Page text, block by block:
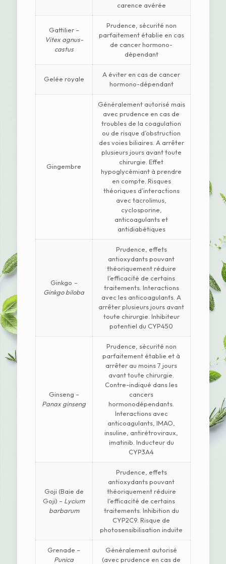
carence avérée
Gattilier –
Vitex agnus-
castus
Prudence, sécurité non
parfaitement établie en cas
de cancer hormono-
dépendant
Gelée royale
A éviter en cas de cancer
hormono-dépendant
Gingembre
Généralement autorisé mais
avec prudence en cas de
troubles de la coagulation
ou de risque d’obstruction
des voies biliaires. A arrêter
plusieurs jours avant toute
chirurgie. Effet
hypoglycémiant à prendre
en compte. Risques
théoriques d’interactions
avec tacrolimus,
cyclosporine,
anticoagulants et
antidiabétiques
Ginkgo –
Ginkgo biloba
Prudence, effets
antioxydants pouvant
théoriquement réduire
l’efficacité de certains
traitements. Interactions
avec les anticoagulants. A
arrêter plusieurs jours avant
toute chirurgie. Inhibiteur
potentiel du CYP450
Ginseng –
Panax ginseng
Prudence, sécurité non
parfaitement établie et à
arrêter au moins 7 jours
avant toute chirurgie.
Contre-indiqué dans les
cancers
hormonodépendants.
Interactions avec
anticoagulants, IMAO,
insuline, antirétroviraux,
imatinib. Inducteur du
CYP3A4
Goji (Baie de
Goji) – Lycium
barbarum
Prudence, effets
antioxydants pouvant
théoriquement réduire
l’efficacité de certains
traitements. Inhibition du
CYP2C9. Risque de
photosensibilisation induite
Grenade –
Punica
Généralement autorisé
(avec prudence en cas de